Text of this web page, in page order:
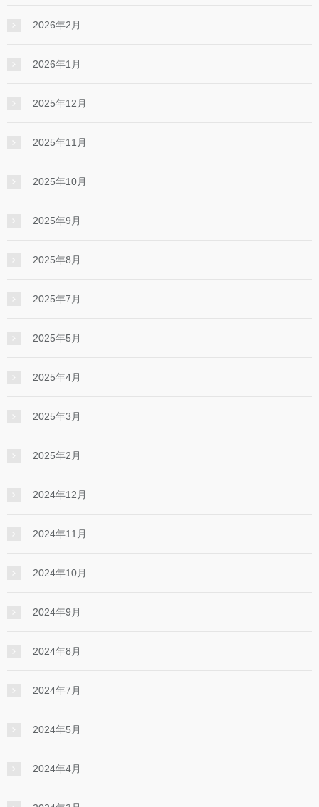
2026年2月
2026年1月
2025年12月
2025年11月
2025年10月
2025年9月
2025年8月
2025年7月
2025年5月
2025年4月
2025年3月
2025年2月
2024年12月
2024年11月
2024年10月
2024年9月
2024年8月
2024年7月
2024年5月
2024年4月